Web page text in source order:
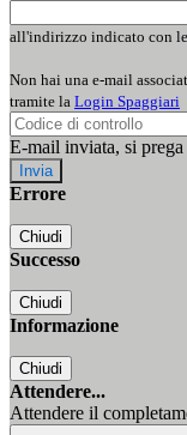
all'indirizzo indicato con
Non hai una e-mail
tramite la Login Spaggiari
E-mail inviata, si
Errore
Chiudi
Successo
Chiudi
Informazione
Chiudi
Attendere...
Attendere il